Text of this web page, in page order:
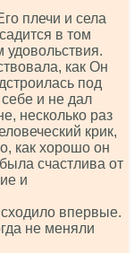
плечи и села
в том
удовольствия.
как Он
под
и не дал
несколько раз
крик,
как хорошо он
счастлива от
и
впервые.
не меняли